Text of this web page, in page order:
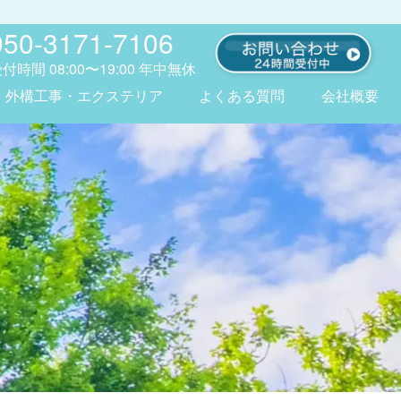
3171-7106
付時間08:00〜19:00 年中無休
外構工事・エクステリア
よくある質問 会社概要